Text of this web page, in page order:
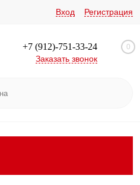
Вход Регистрация
+7 (912)-751-33-24
Заказать звонок
0